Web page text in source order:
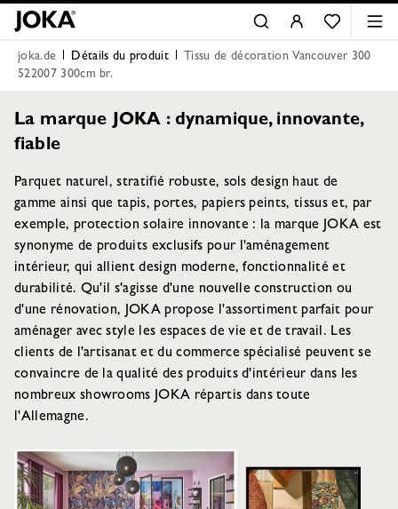
joka.de Détails du produit
Tissu de décoration Vancouver 300
522007 300cm br.
La marque JOKA : dynamique, innovante,
fiable
Parquet naturel, stratifié robuste, sols design haut de
gamme ainsi que tapis, portes, papiers peints, tissus et, par
exemple, protection solaire innovante : la marque JOKA est
synonyme de produits exclusifs pour l'aménagement
intérieur, qui allient design moderne, fonctionnalité et
durabilité. Qu'il s'agisse d'une nouvelle construction ou
d'une rénovation, JOKA propose l'assortiment parfait pour
aménager avec style les espaces de vie et de travail. Les
clients de l'artisanat et du commerce spécialisé peuvent se
convaincre de la qualité des produits d'intérieur dans les
nombreux showrooms JOKA répartis dans toute
l'Allemagne.